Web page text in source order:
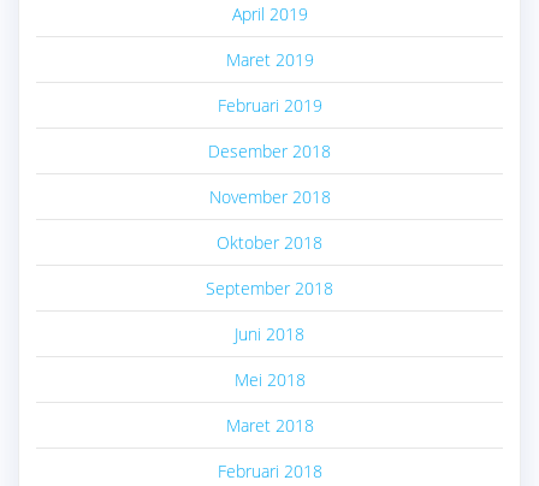
April 2019
Maret 2019
Februari 2019
Desember 2018
November 2018
Oktober 2018
September 2018
Juni 2018
Mei 2018
Maret 2018
Februari 2018